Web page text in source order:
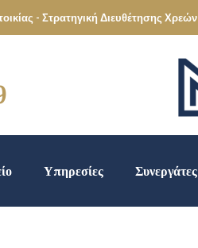
- Στρατηγική Διευθέτησης Χρεών
Υπηρεσίες Συνεργάτες